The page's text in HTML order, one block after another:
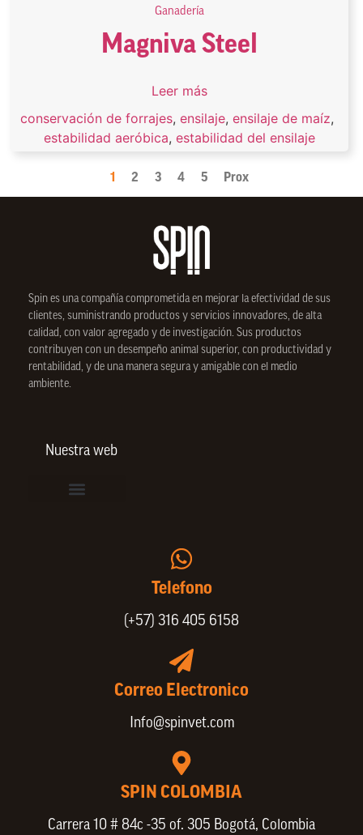
Ganadería
Magniva Steel
Leer más
conservación de forrajes, ensilaje, ensilaje de maíz,
estabilidad aeróbica, estabilidad del ensilaje
1 2 3 4 5 Prox
Spin es una compañía comprometida en mejorar la efectividad de sus
clientes, suministrando productos y servicios innovadores, de alta
calidad, con valor agregado y de investigación. Sus productos
contribuyen con un desempeño animal superior, con productividad y
rentabilidad, y de una manera segura y amigable con el medio
ambiente.
Nuestra web
Telefono
(+57) 316 405 6158
Correo Electronico
Info@spinvet.com
SPIN COLOMBIA
Carrera 10 # 84c -35 of. 305 Bogotá, Colombia